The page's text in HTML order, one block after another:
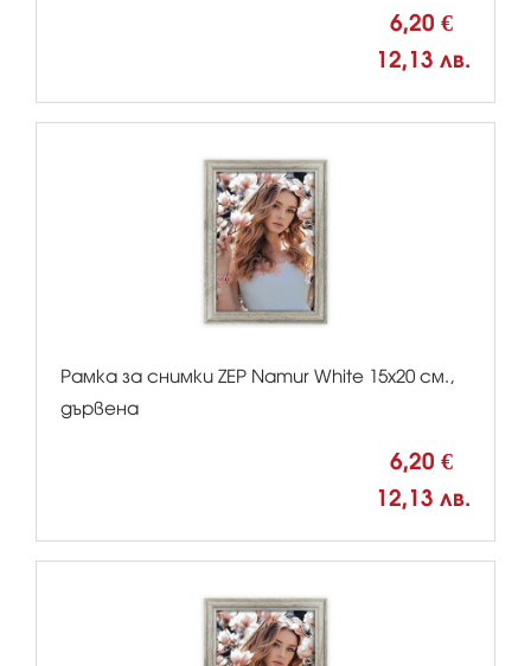
6,20 €
12,13 лв.
Рамка за снимки ZEP Namur White 15x20 см.,
дървена
6,20 €
12,13 лв.